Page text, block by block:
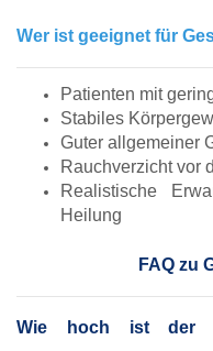
Wer ist geeignet für
Patienten mit
Stabiles
Guter allgemeiner
Rauchverzicht vor
Realistische
Heilung
FAQ zu
Wie hoch ist der